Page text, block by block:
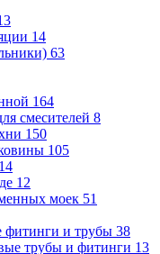
14
63
164
смесителей 8
150
105
14
12
моек 51
фитинги и трубы 38
трубы и фитинги 13